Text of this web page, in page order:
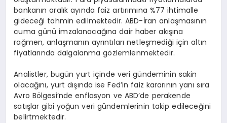
bankanın aralık ayında faiz artırımına %77 ihtimalle
gideceği tahmin edilmektedir. ABD-İran anlaşmasının
cuma günü imzalanacağına dair haber akışına
rağmen, anlaşmanın ayrıntıları netleşmediği için altın
fiyatlarında dalgalanma gözlemlenmektedir.
Analistler, bugün yurt içinde veri gündeminin sakin
olacağını, yurt dışında ise Fed’in faiz kararının yanı sıra
Avro Bölgesi’nde enflasyon ve ABD’de perakende
satışlar gibi yoğun veri gündemlerinin takip edileceğini
belirtmektedir.